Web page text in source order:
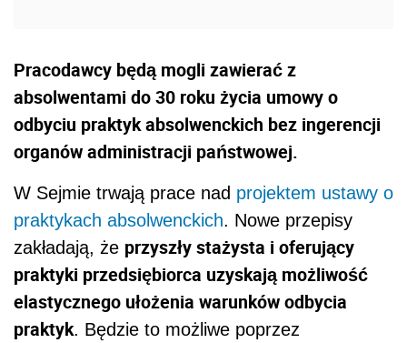
Pracodawcy będą mogli zawierać z
absolwentami do 30 roku życia umowy o
odbyciu praktyk absolwenckich bez ingerencji
organów administracji państwowej.
W Sejmie trwają prace nad projektem ustawy o
praktykach absolwenckich. Nowe przepisy
zakładają, że przyszły stażysta i oferujący
praktyki przedsiębiorca uzyskają możliwość
elastycznego ułożenia warunków odbycia
praktyk. Będzie to możliwe poprzez